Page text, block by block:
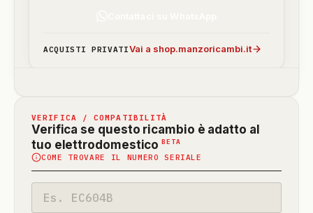
ACQUISTI PRIVATIVai a shop.manzoricambi.it
VERIFICA / COMPATIBILITÀ
Verifica se questo ricambio è adatto al
tuo elettrodomestico BETA
in
beta)
COME TROVARE IL NUMERO SERIALE
modello